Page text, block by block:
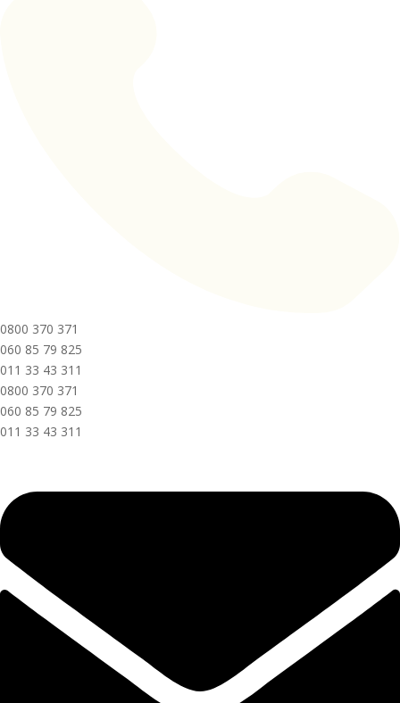
0800 370 371
060 85 79 825
011 33 43 311
0800 370 371
060 85 79 825
011 33 43 311